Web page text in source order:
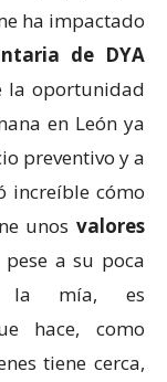
ha impactado
de DYA
la oportunidad
en León ya
preventivo y a
increíble cómo
unos valores
pese a su poca
la mía, es
hace, como
tiene cerca,